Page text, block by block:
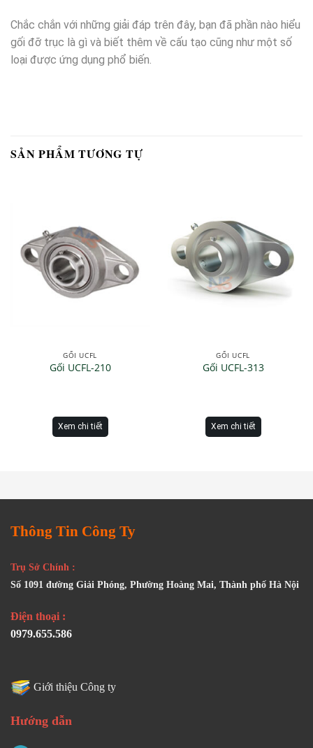
Chắc chắn với những giải đáp trên đây, bạn đã phần nào hiểu
gối đỡ trục là gì và biết thêm về cấu tạo cũng như một số
loại được ứng dụng phổ biến.
SẢN PHẨM TƯƠNG TỰ
GỐI UCFL
Gối UCFL-210
Xem chi tiết
GỐI UCFL
Gối UCFL-313
Xem chi tiết
Thông Tin Công Ty
Trụ Sở Chính :
Số 1091 đường Giải Phóng, Phường Hoàng Mai, Thành phố Hà Nội
Điện thoại :
0979.655.586
Giới thiệu Công ty
Hướng dẫn